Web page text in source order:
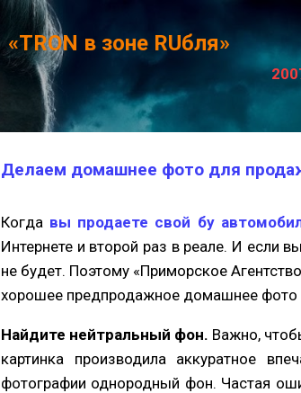
«TRON в зоне RUбля»
Делаем домашнее фото для
Когда вы продаете свой бу
Интернете и второй раз в реале. И если
не будет. Поэтому «Приморское
хорошее предпродажное домашнее фото
Найдите нейтральный фон. Важно,
картинка производила аккуратное
фотографии однородный фон. Частая